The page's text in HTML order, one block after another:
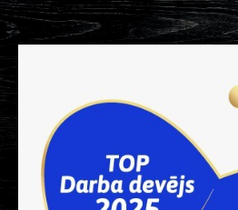
Piegādes pasūtījumu
LIDO DZIRNAVAS
Ražošanas pavāru
Bistro pārdevēju
Trauku mazgātāju
Iesaiņotājs _Silakrogā
Virtuves darbinieu -